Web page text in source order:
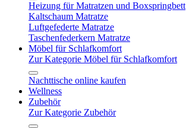
Heizung für Matratzen und Boxspringbett
Kaltschaum Matratze
Luftgefederte Matratze
Taschenfederkern Matratze
Möbel für Schlafkomfort
Zur Kategorie Möbel für Schlafkomfort
Nachttische online kaufen
Wellness
Zubehör
Zur Kategorie Zubehör